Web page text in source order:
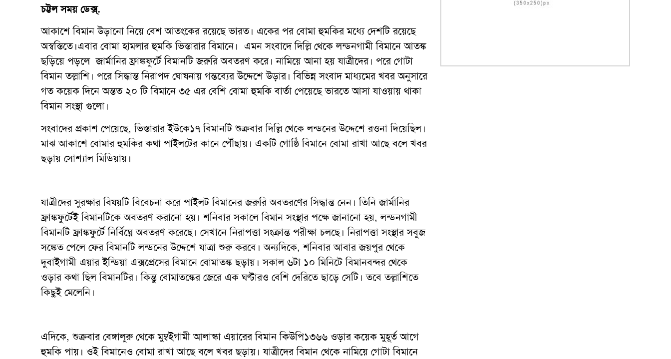
চট্টল সময় ডেক্স্.
আকাশে বিমান উড়ানো নিয়ে বেশ আতংকের রয়েছে ভারত। একের পর বোমা হুমকির মধ্যে দেশটি রয়েছে
অস্বস্তিতে।এবার বোমা হামলার হুমকি ভিস্তারার বিমানে। এমন সংবাদে দিল্লি থেকে লন্ডনগামী বিমানে আতঙ্ক
ছড়িয়ে পড়লে জার্মানির ফ্রাঙ্কফুর্টে বিমানটি জরুরি অবতরণ করে। নামিয়ে আনা হয় যাত্রীদের। পরে গোটা
বিমান তল্লাশি। পরে সিদ্ধান্ত নিরাপদ ঘোষনায় গন্তব্যের উদ্দেশে উড়ার। বিভিন্ন সংবাদ মাধ্যমের খবর অনুসারে
গত কয়েক দিনে অন্তত ২০ টি বিমানে ৩৫ এর বেশি বোমা হুমকি বার্তা পেয়েছে ভারতে আসা যাওয়ায় থাকা
বিমান সংস্থা গুলো।
সংবাদের প্রকাশ পেয়েছে, ভিস্তারার ইউকে১৭ বিমানটি শুক্রবার দিল্লি থেকে লন্ডনের উদ্দেশে রওনা দিয়েছিল।
মাঝ আকাশে বোমার হুমকির কথা পাইলটের কানে পৌঁছায়। একটি গোষ্ঠি বিমানে বোমা রাখা আছে বলে খবর
ছড়ায় সোশ্যাল মিডিয়ায়।
যাত্রীদের সুরক্ষার বিষয়টি বিবেচনা করে পাইলট বিমানের জরুরি অবতরণের সিদ্ধান্ত নেন। তিনি জার্মানির
ফ্রাঙ্কফুর্টেই বিমানটিকে অবতরণ করানো হয়। শনিবার সকালে বিমান সংস্থার পক্ষে জানানো হয়, লন্ডনগামী
বিমানটি ফ্রাঙ্কফুর্টে নির্বিঘ্নে অবতরণ করেছে। সেখানে নিরাপত্তা সংক্রান্ত পরীক্ষা চলছে। নিরাপত্তা সংস্থার সবুজ
সঙ্কেত পেলে ফের বিমানটি লন্ডনের উদ্দেশে যাত্রা শুরু করবে। অন্যদিকে, শনিবার আবার জয়পুর থেকে
দুবাইগামী এয়ার ইন্ডিয়া এক্সপ্রেসের বিমানে বোমাতঙ্ক ছড়ায়। সকাল ৬টা ১০ মিনিটে বিমানবন্দর থেকে
ওড়ার কথা ছিল বিমানটির। কিন্তু বোমাতঙ্কের জেরে এক ঘণ্টারও বেশি দেরিতে ছাড়ে সেটি। তবে তল্লাশিতে
কিছুই মেলেনি।
এদিকে, শুক্রবার বেঙ্গালুরু থেকে মুম্বইগামী আলাস্কা এয়ারের বিমান কিউপি১৩৬৬ ওড়ার কয়েক মুহূর্ত আগে
হুমকি পায়। ওই বিমানেও বোমা রাখা আছে বলে খবর ছড়ায়। যাত্রীদের বিমান থেকে নামিয়ে গোটা বিমানে